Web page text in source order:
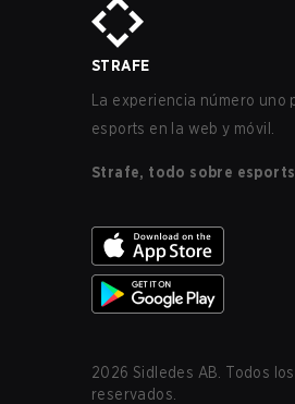
STRAFE
La experiencia número uno
esports en la web y móvil.
Strafe, todo sobre esports
2026 Sidledes AB. Todos
reservados.